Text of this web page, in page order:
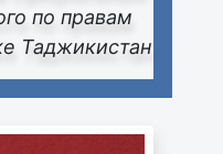
по правам
Таджикистан